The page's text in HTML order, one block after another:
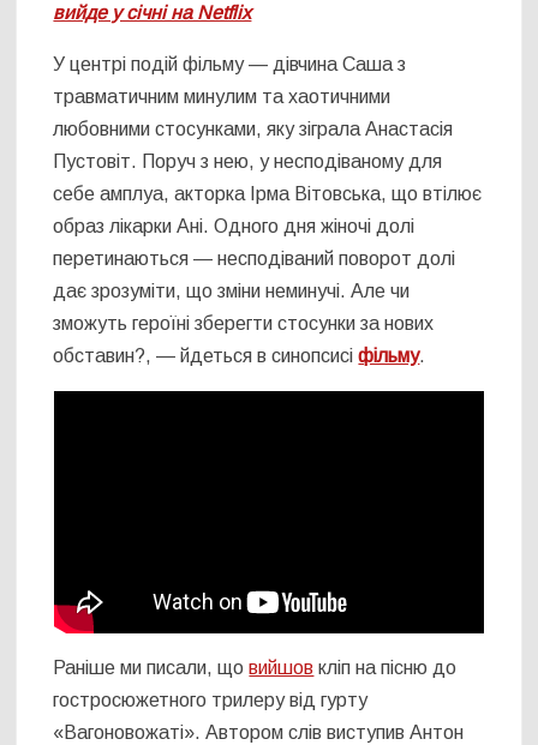
вийде у січні на Netflix
У центрі подій фільму — дівчина Саша з
травматичним минулим та хаотичними
любовними стосунками, яку зіграла Анастасія
Пустовіт. Поруч з нею, у несподіваному для
себе амплуа, акторка Ірма Вітовська, що втілює
образ лікарки Ані. Одного дня жіночі долі
перетинаються — несподіваний поворот долі
дає зрозуміти, що зміни неминучі. Але чи
зможуть героїні зберегти стосунки за нових
обставин?, — йдеться в синопсисіфільму.
Раніше ми писали, щовийшов кліп на пісню до
гостросюжетного трилеру від гурту
«Вагоновожаті». Автором слів виступив Антон